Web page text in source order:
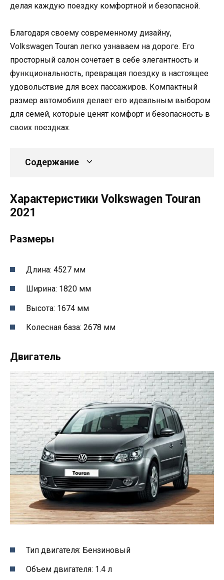
делая каждую поездку комфортной и безопасной.
Благодаря своему современному дизайну,
Volkswagen Touran легко узнаваем на дороге. Его
просторный салон сочетает в себе элегантность и
функциональность, превращая поездку в настоящее
удовольствие для всех пассажиров. Компактный
размер автомобиля делает его идеальным выбором
для семей, которые ценят комфорт и безопасность в
своих поездках.
Содержание
Характеристики Volkswagen Touran
2021
Размеры
Длина: 4527 мм
Ширина: 1820 мм
Высота: 1674 мм
Колесная база: 2678 мм
Двигатель
Тип двигателя: Бензиновый
Объем двигателя: 1.4 л